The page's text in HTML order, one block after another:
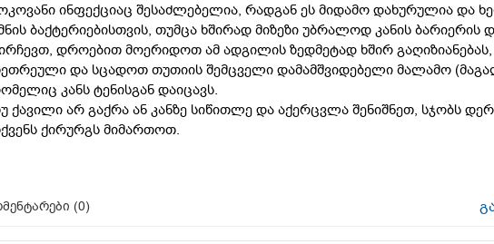
ინფექციაც შესაძლებელია, რადგან ეს მიდამო დახურულია და
ბაქტერიებისთვის, თუმცა ხშირად მიზეზი უბრალოდ კანის ბარიერის
დროებით მოერიდოთ ამ ადგილის ზედმეტად ხშირ გაღიზიანებას,
და სცადოთ თუთიის შემცველი დამამშვიდებელი მალამო
კანს ტენისგან დაიცავს.
ქავილი არ გაქრა ან კანზე სიწითლე და აქერცვლა შენიშნეთ, სჯობს
ქირურგს მიმართოთ.
(0)